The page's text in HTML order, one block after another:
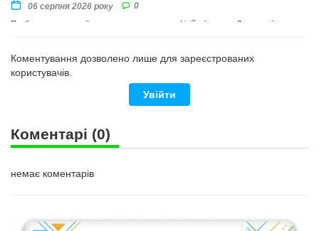
06 серпня 2026 року 0
Прибирання території провели на виконання офіційної вимоги Державної
Коментування дозволено лише для зареєстрованих
користувачів.
Увійти
Коментарі (0)
немає коментарів